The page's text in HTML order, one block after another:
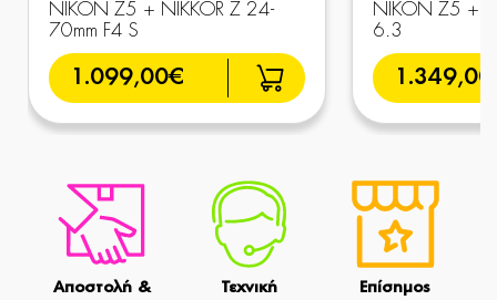
NIKON Z5 + NIKKOR Z 24-
70mm F4 S
1.099,00€
NIKON Z5 +
6.3
Αποστολή &
Τεχνική
Επίσημος